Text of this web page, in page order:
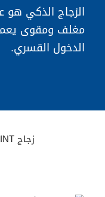
الزجاج الذكي هو
مغلف ومقوى
الدخول القسري.
زجاج TINT الذكي للمنزل العصري